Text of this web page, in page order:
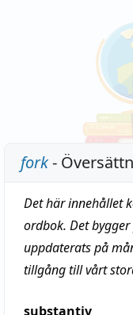
fork-
Det här innehållet
ordbok. Det
uppdaterats på
tillgång till vårt
substantiv